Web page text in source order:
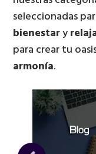
seleccionadas
bienestary
para crear tu
armonía.